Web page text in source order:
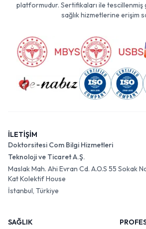
platformudur. Sertifikaları ile tescillenmiş
sağlık hizmetlerine erişim
İLETİŞİM
Doktorsitesi Com Bilgi Hizmetleri
Teknoloji ve Ticaret A.Ş.
Maslak Mah. Ahi Evran Cd. A.O.S 55 Sokak
Kat Kolektif House
İstanbul, Türkiye
SAĞLIK